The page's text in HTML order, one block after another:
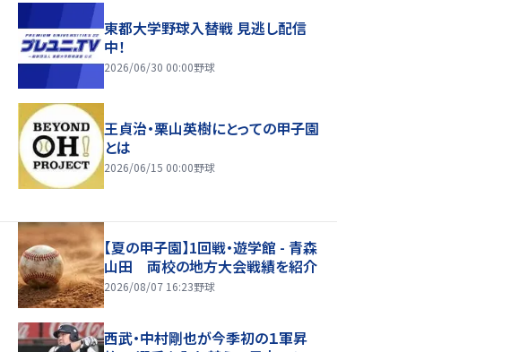
東都大学野球入替戦 見逃し配信
中！
2026/06/30 00:00野球
王貞治・栗山英樹にとっての甲子園
とは
2026/06/15 00:00野球
【夏の甲子園】1回戦・遊学館 - 青森
山田 両校の地方大会戦績を紹介
2026/08/07 16:23野球
西武・中村剛也が今季初の１軍昇